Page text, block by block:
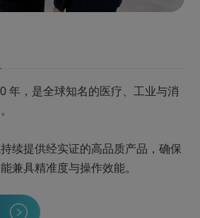
年，是全球知名的医疗、工业与消
续提供经实证的高品质产品，确保
兼具精准度与操作效能。